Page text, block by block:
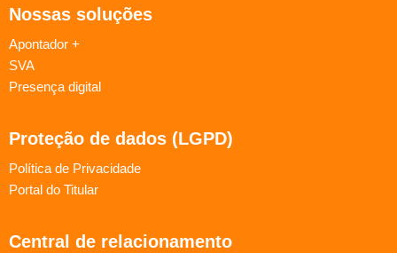
Nossas soluções
Apontador +
SVA
Presença digital
Proteção de dados (LGPD)
Política de Privacidade
Portal do Titular
Central de relacionamento